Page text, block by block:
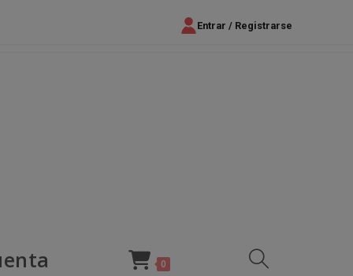
Entrar / Registrarse
0 Alternar